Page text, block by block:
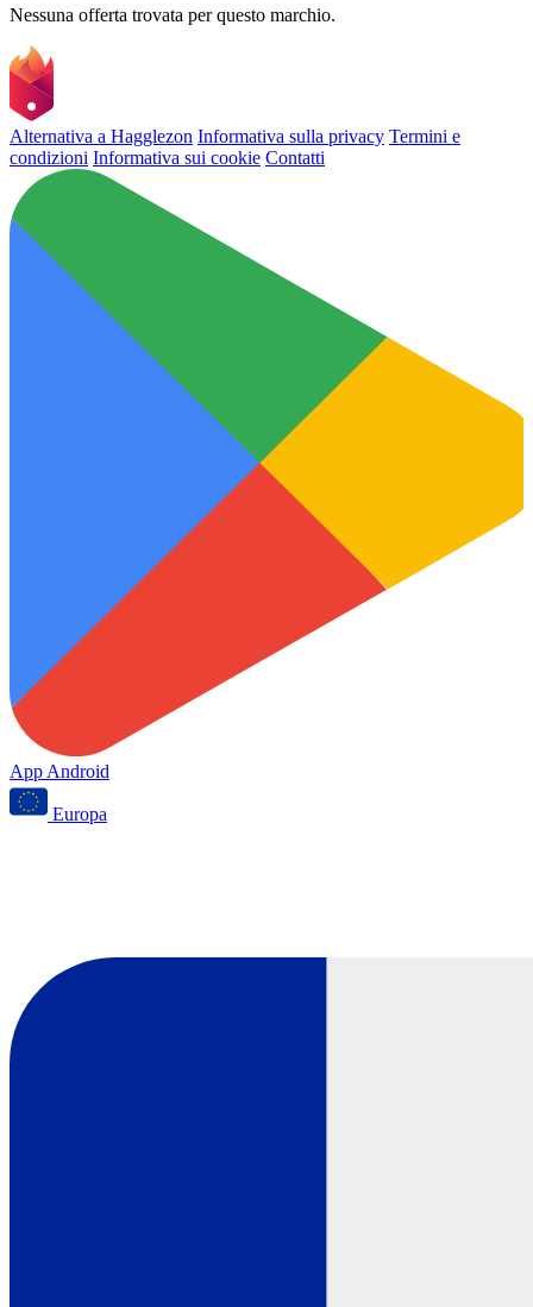
Nessuna offerta trovata per questo marchio.
Alternativa a Hagglezon Informativa sulla privacy Termini e
condizioni Informativa sui cookie Contatti
App Android
Europa